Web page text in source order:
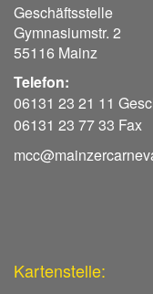
Geschäftsstelle
Gymnasiumstr. 2
55116 Mainz
Telefon:
06131 23 21 11
06131 23 77 33 Fax
Kartenstelle: